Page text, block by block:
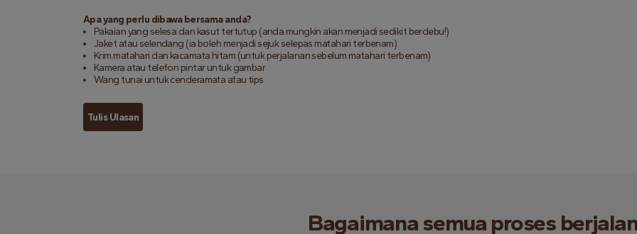
Apa yang perlu dibawa bersama anda?
Pakaian yang selesa dan kasut tertutup (anda mungkin akan menjadi sedikit berdebu!)
Jaket atau selendang (ia boleh menjadi sejuk selepas matahari terbenam)
Krim matahari dan kacamata hitam (untuk perjalanan sebelum matahari terbenam)
Kamera atau telefon pintar untuk gambar
Wang tunai untuk cenderamata atau tips
Tulis Ulasan
Bagaimana semua proses